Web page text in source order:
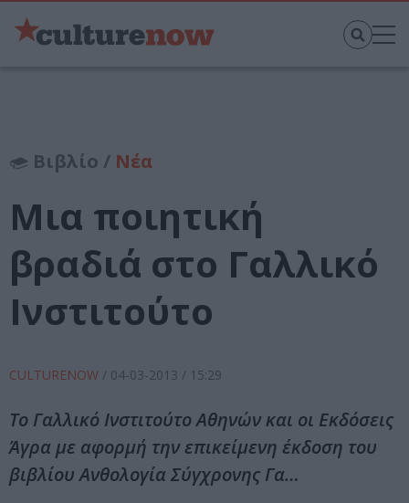
Βιβλίο / Νέα
Μια ποιητική
βραδιά στο Γαλλικό
Ινστιτούτο
CULTURENOW / 04-03-2013 / 15:29
Το Γαλλικό Ινστιτούτο Αθηνών και οι Εκδόσεις
Άγρα με αφορμή την επικείμενη έκδοση του
βιβλίου Ανθολογία Σύγχρονης Γα…